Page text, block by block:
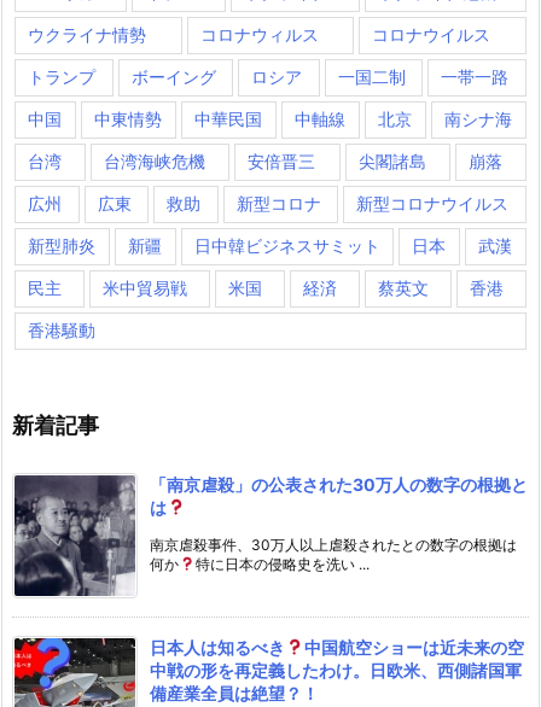
ウクライナ情勢 コロナウィルス コロナウイルス
トランプ ボーイング ロシア 一国二制 一帯一路
中国 中東情勢 中華民国 中軸線 北京 南シナ海
台湾 台湾海峡危機 安倍晋三 尖閣諸島 崩落
広州 広東 救助 新型コロナ 新型コロナウイルス
新型肺炎 新疆 日中韓ビジネスサミット 日本 武漢
民主 米中貿易戦 米国 経済 蔡英文 香港
香港騒動
新着記事
「南京虐殺」の公表された30万人の数字の根拠と
は
南京虐殺事件、30万人以上虐殺されたとの数字の根拠は
何か
特に日本の侵略史を洗い ...
日本人は知るべき
中国航空ショーは近未来の空
中戦の形を再定義したわけ。日欧米、西側諸国軍
備産業全員は絶望？！